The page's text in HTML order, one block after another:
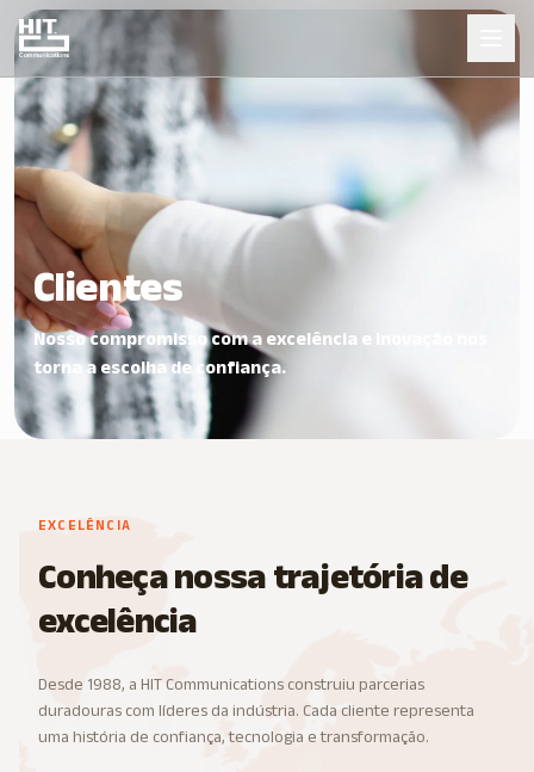
Clientes
Nosso compromisso com a excelência e inovação nos
torna a escolha de confiança.
EXCELÊNCIA
Conheça nossa trajetória de
excelência
Desde 1988, a HIT Communications construiu parcerias
duradouras com líderes da indústria. Cada cliente representa
uma história de confiança, tecnologia e transformação.